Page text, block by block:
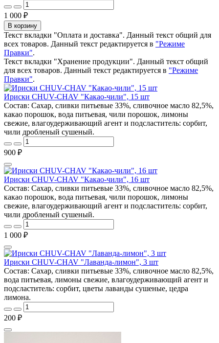
1 000 ₽
В корзину
Текст вкладки "Оплата и доставка". Данный текст общий для
всех товаров. Данный текст редактируется в "Режиме
Правки".
Текст вкладки "Хранение продукции". Данный текст общий
для всех товаров. Данный текст редактируется в "Режиме
Правки".
Ириски CHUV-CHAV "Какао-чили", 15 шт
Состав: Сахар, сливки питьевые 33%, сливочное масло 82,5%,
какао порошок, вода питьевая, чили порошок, лимоны
свежие, влагоудерживающий агент и подсластитель: сорбит,
чили дробленый сушеный.
900 ₽
Ириски CHUV-CHAV "Какао-чили", 16 шт
Состав: Сахар, сливки питьевые 33%, сливочное масло 82,5%,
какао порошок, вода питьевая, чили порошок, лимоны
свежие, влагоудерживающий агент и подсластитель: сорбит,
чили дробленый сушеный.
1 000 ₽
Ириски CHUV-CHAV "Лаванда-лимон", 3 шт
Состав: Сахар, сливки питьевые 33%, сливочное масло 82,5%,
вода питьевая, лимоны свежие, влагоудерживающий агент и
подсластитель: сорбит, цветы лаванды сушеные, цедра
лимона.
200 ₽